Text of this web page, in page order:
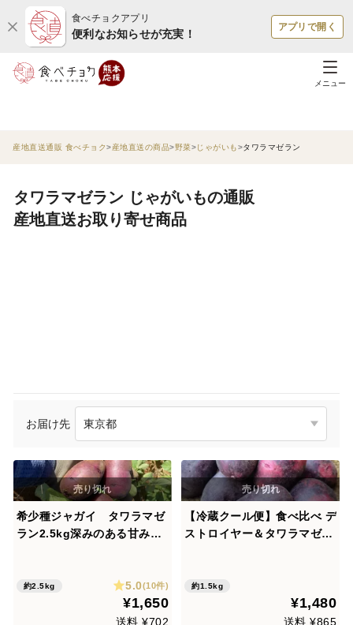
食べチョクアプリ
便利なお知らせが充実！
アプリで開く
メニュー
産地直送通販 食べチョク 産地直送の商品 野菜 じゃがいも タワラマゼラン
タワラマゼラン じゃがいもの通販
産地直送お取り寄せ商品
お届け先
希少種ジャガイ タワラマゼ
ラン2.5kg深みのある甘みが
約2.5kg 5.0(10件)
¥1,650
送料 ¥702
【冷蔵クール便】食べ比べ デ
ストロイヤー＆タワラマゼラ
◆
約1.5kg
¥1,480
送料 ¥865